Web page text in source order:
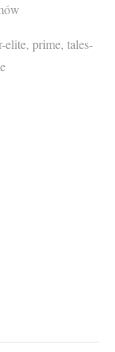
elite, prime, tales-